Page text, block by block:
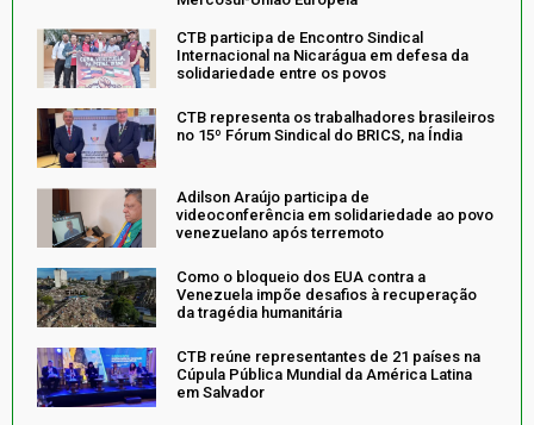
CTB participa de Encontro Sindical
Internacional na Nicarágua em defesa da
solidariedade entre os povos
CTB representa os trabalhadores brasileiros
no 15º Fórum Sindical do BRICS, na Índia
Adilson Araújo participa de
videoconferência em solidariedade ao povo
venezuelano após terremoto
Como o bloqueio dos EUA contra a
Venezuela impõe desafios à recuperação
da tragédia humanitária
CTB reúne representantes de 21 países na
Cúpula Pública Mundial da América Latina
em Salvador